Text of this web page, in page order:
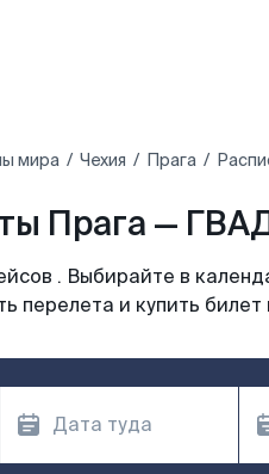
мира Чехия Прага
Прага —
. Выбирайте в
перелета и купить